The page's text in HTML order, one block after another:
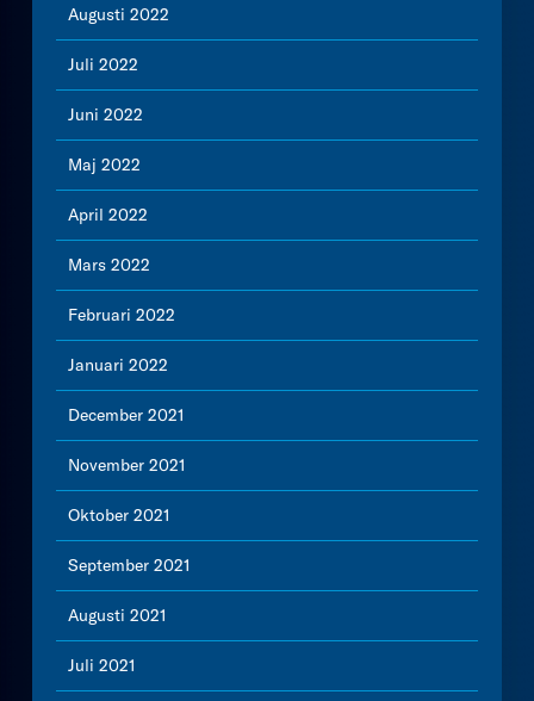
Augusti 2022
Juli 2022
Juni 2022
Maj 2022
April 2022
Mars 2022
Februari 2022
Januari 2022
December 2021
November 2021
Oktober 2021
September 2021
Augusti 2021
Juli 2021